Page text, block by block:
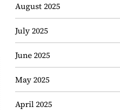
August 2025
July 2025
June 2025
May 2025
April 2025